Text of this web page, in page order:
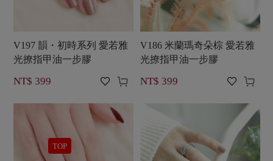
V197 韻・初時系列 愛若雅
光撩指甲油一步膠
NT$ 399  
V186 米蘭瑪奇朵棕 愛若雅
光撩指甲油一步膠
NT$ 399  
TOP